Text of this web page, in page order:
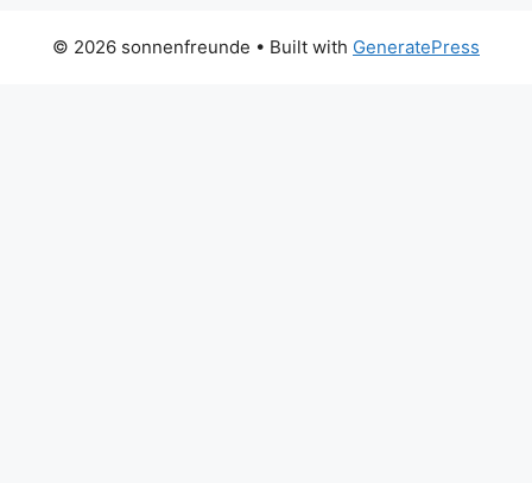
© 2026 sonnenfreunde • Built with GeneratePress